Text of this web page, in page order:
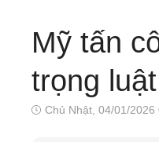
Mỹ tấn
trọng
Chủ Nhật, 04/01/2026